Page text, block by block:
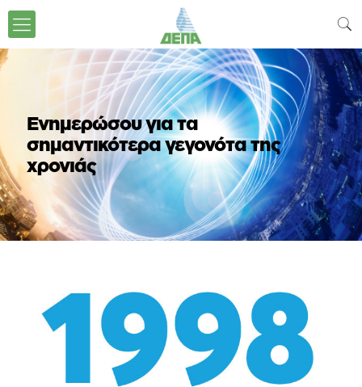
Ενημερώσου για τα
σημαντικότερα γεγονότα της
χρονιάς